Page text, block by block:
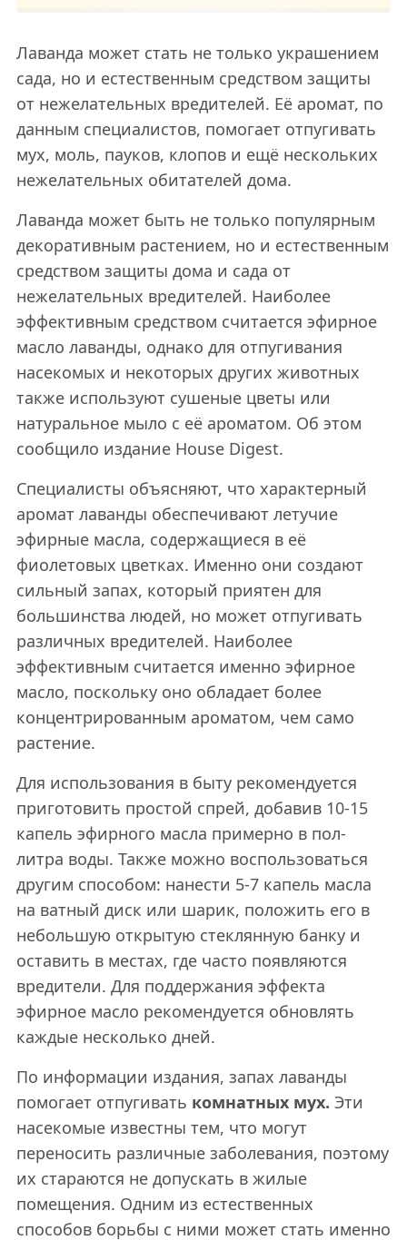
Лаванда может стать не только украшением
сада, но и естественным средством защиты
от нежелательных вредителей. Её аромат, по
данным специалистов, помогает отпугивать
мух, моль, пауков, клопов и ещё нескольких
нежелательных обитателей дома.
Лаванда может быть не только популярным
декоративным растением, но и естественным
средством защиты дома и сада от
нежелательных вредителей. Наиболее
эффективным средством считается эфирное
масло лаванды, однако для отпугивания
насекомых и некоторых других животных
также используют сушеные цветы или
натуральное мыло с её ароматом. Об этом
сообщило издание House Digest.
Специалисты объясняют, что характерный
аромат лаванды обеспечивают летучие
эфирные масла, содержащиеся в её
фиолетовых цветках. Именно они создают
сильный запах, который приятен для
большинства людей, но может отпугивать
различных вредителей. Наиболее
эффективным считается именно эфирное
масло, поскольку оно обладает более
концентрированным ароматом, чем само
растение.
Для использования в быту рекомендуется
приготовить простой спрей, добавив 10-15
капель эфирного масла примерно в пол-
литра воды. Также можно воспользоваться
другим способом: нанести 5-7 капель масла
на ватный диск или шарик, положить его в
небольшую открытую стеклянную банку и
оставить в местах, где часто появляются
вредители. Для поддержания эффекта
эфирное масло рекомендуется обновлять
каждые несколько дней.
По информации издания, запах лаванды
помогает отпугивать комнатных мух. Эти
насекомые известны тем, что могут
переносить различные заболевания, поэтому
их стараются не допускать в жилые
помещения. Одним из естественных
способов борьбы с ними может стать именно